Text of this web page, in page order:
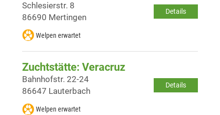
Details
Schlesierstr. 8
86690 Mertingen
Welpen erwartet
Zuchtstätte: Veracruz
Details
Bahnhofstr. 22-24
86647 Lauterbach
Welpen erwartet